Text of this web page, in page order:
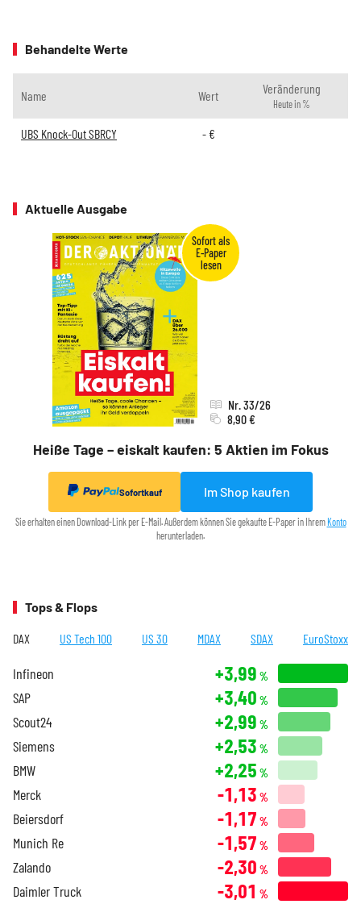
Behandelte Werte
Name Wert Veränderung
Heute in %
UBS Knock-Out SBRCY -€
Aktuelle Ausgabe
Heiße Tage – eiskalt kaufen: 5 Aktien im Fokus
Nr. 33/26
8,90 €
Sofortkauf Im Shop kaufen
Sie erhalten einen Download-Link per E-Mail. Außerdem können Sie gekaufte E-Paper in Ihrem Konto
herunterladen.
Tops & Flops
DAX US Tech 100 US 30 MDAX SDAX EuroStoxx
Infineon +3,99 %
SAP +3,40 %
Scout24 +2,99 %
Siemens +2,53 %
BMW +2,25 %
Merck -1,13 %
Beiersdorf -1,17 %
Munich Re -1,57 %
Zalando -2,30 %
Daimler Truck -3,01 %